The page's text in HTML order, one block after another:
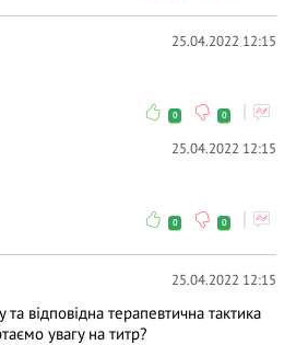
25.04.2022 12:15
0 0
25.04.2022 12:15
0 0
25.04.2022 12:15
відповідна терапевтична тактика
увагу на титр?